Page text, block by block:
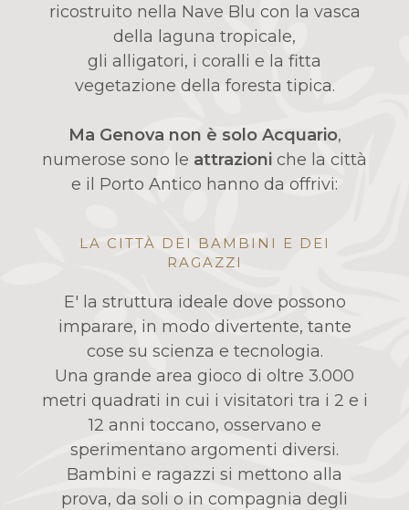
ricostruito nella Nave Blu con la vasca
della laguna tropicale,
gli alligatori, i coralli e la fitta
vegetazione della foresta tipica.
Ma Genova non è solo Acquario,
numerose sono le attrazioni che la città
e il Porto Antico hanno da offrivi:
LA CITTÀ DEI BAMBINI E DEI
RAGAZZI
E' la struttura ideale dove possono
imparare, in modo divertente, tante
cose su scienza e tecnologia.
Una grande area gioco di oltre 3.000
metri quadrati in cui i visitatori tra i 2 e i
12 anni toccano, osservano e
sperimentano argomenti diversi.
Bambini e ragazzi si mettono alla
prova, da soli o in compagnia degli